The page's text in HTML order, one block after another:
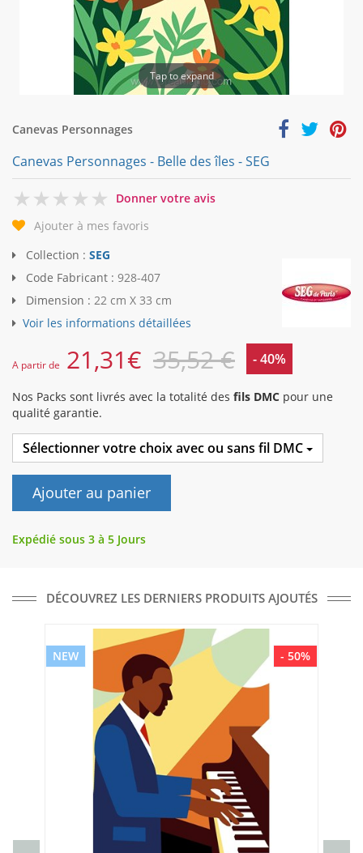
Tap to expand
Canevas Personnages
Canevas Personnages - Belle des îles - SEG
0
Donner votre avis
Ajouter à mes favoris
Collection : SEG
Code Fabricant : 928-407
Dimension : 22 cm X 33 cm
Voir les informations détaillées
A partir de 21,31€ 35,52 € - 40%
Nos Packs sont livrés avec la totalité des fils DMC pour une
qualité garantie.
Sélectionner votre choix avec ou sans fil DMC
Ajouter au panier
Expédié sous 3 à 5 Jours
DÉCOUVREZ LES DERNIERS PRODUITS AJOUTÉS
- 50%
NEW